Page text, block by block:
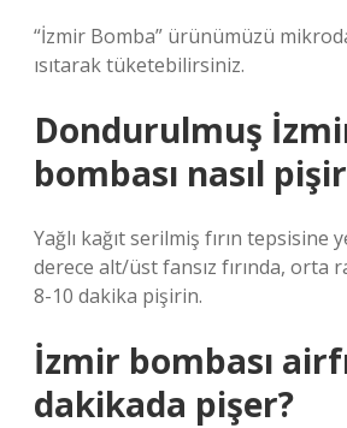
“İzmir Bomba” ürünümüzü
ısıtarak tüketebilirsiniz.
Dondurulmuş
bombası nasıl
Yağlı kağıt serilmiş fırın tepsisine
derece alt/üst fansız fırında, orta
8-10 dakika pişirin.
İzmir bombası
dakikada pişer?